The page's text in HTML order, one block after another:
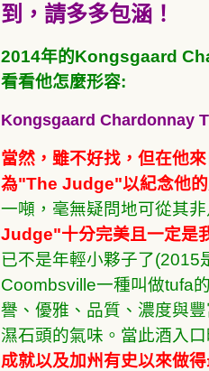
到，請多多包涵！
2014年的Kongsgaard
看看他怎麼形容:
Kongsgaard Chardonnay
當然，雖不好找，但在他
為"The Judge"以紀念他
一噸，毫無疑問地可從其
Judge"十分完美且一定是
已不是年輕小夥子了(2015
Coombsville一種叫做tufa
譽、優雅、品質、濃度與
濕石頭的氣味。當此酒入
成就以及加州有史以來做